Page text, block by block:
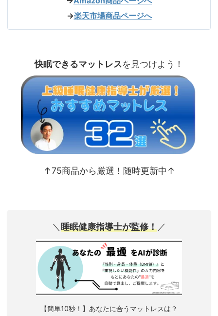
→楽天市場商品ページへ
快眠できるマットレスを見つけよう！
↑75商品から厳選！随時更新中↑
＼睡眠健康指導士が監修！／
【簡単10秒！】あなたに合うマットレスは？